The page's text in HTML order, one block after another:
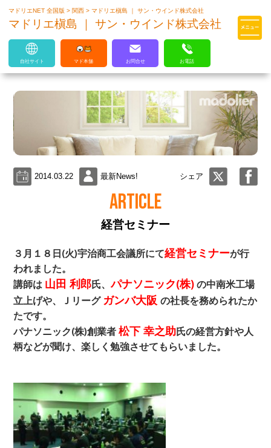
マドリエはLIXILの厳しい基準を
クリアした住まいのプロ集団です
マドリエNET 全国版> 関西>マドリエ槇島 ｜ サン・ウインド株式会社
マドリエ槇島 ｜ サン・ウインド株式会社
自社サイト マド本舗 お問合せ お電話
2014.03.22 最新News! シェア
ARTICLE
経営セミナー